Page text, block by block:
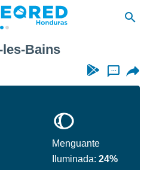
les-Bains
...
Menguante
Iluminada:24%